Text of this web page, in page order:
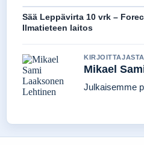
Sää Leppävirta 10 vrk –
Ilmatieteen laitos
KIRJOITTAJASTA
Mikael
Julkaisemme